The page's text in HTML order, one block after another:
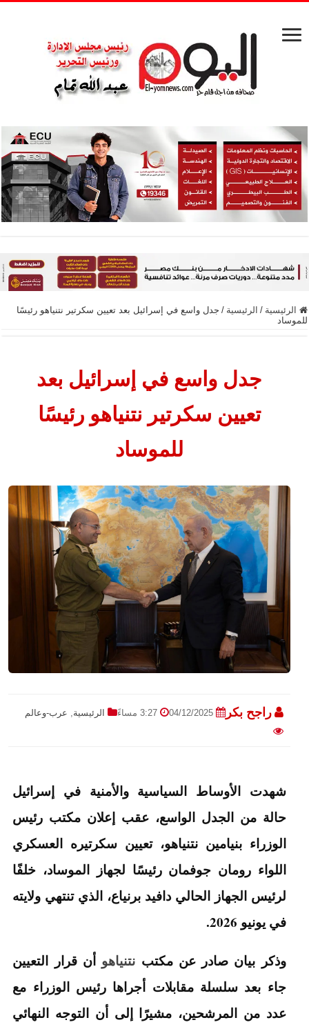
الرئيسية / الرئيسية / جدل واسع في إسرائيل بعد تعيين سكرتير نتنياهو رئيسًا
للموساد
جدل واسع في إسرائيل بعد
تعيين سكرتير نتنياهو رئيسًا
للموساد
راجح بكر 04/12/2025 3:27 مساءً الرئيسية عرب-وعالم
شهدت الأوساط السياسية والأمنية في إسرائيل
حالة من الجدل الواسع، عقب إعلان مكتب رئيس
الوزراء بنيامين نتنياهو، تعيين سكرتيره العسكري
اللواء رومان جوفمان رئيسًا لجهاز الموساد، خلفًا
لرئيس الجهاز الحالي دافيد برنياع، الذي تنتهي ولايته
في يونيو 2026.
وذكر بيان صادر عن مكتب نتنياهو أن قرار التعيين
جاء بعد سلسلة مقابلات أجراها رئيس الوزراء مع
عدد من المرشحين، مشيرًا إلى أن التوجه النهائي